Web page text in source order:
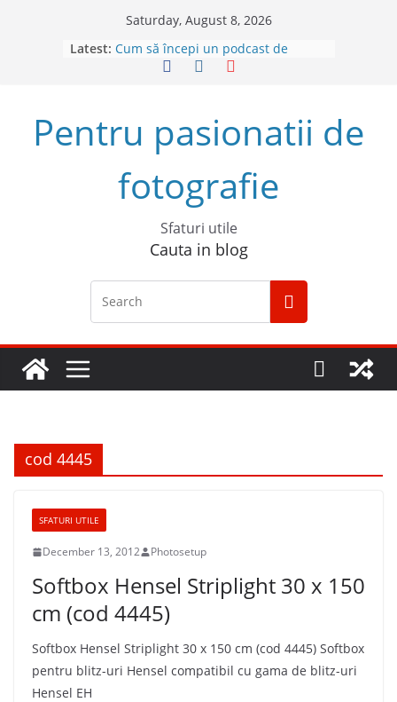
Saturday, August 8, 2026
Latest: Cum să începi un podcast de
4 sfaturi pentru cele mai bune
fotografii spontane
5 Trucuri pentru fotografia creativă
Top 5 obiective foto mirrorless în
2023
Pentru pasionatii de
fotografie
Sfaturi utile
Cauta in blog
cod 4445
SFATURI UTILE
December 13, 2012 Photosetup
Softbox Hensel Striplight 30 x 150
cm (cod 4445)
Softbox Hensel Striplight 30 x 150 cm (cod 4445) Softbox
pentru blitz-uri Hensel compatibil cu gama de blitz-uri
Hensel EH